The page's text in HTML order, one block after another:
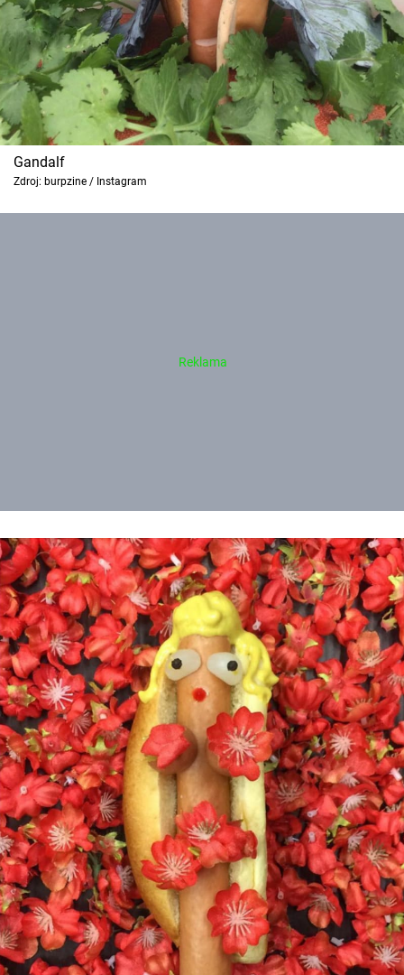
Gandalf
Zdroj: burpzine / Instagram